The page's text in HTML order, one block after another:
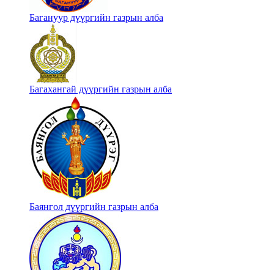
Багануур дүүргийн газрын алба
Багахангай дүүргийн газрын алба
Баянгол дүүргийн газрын алба